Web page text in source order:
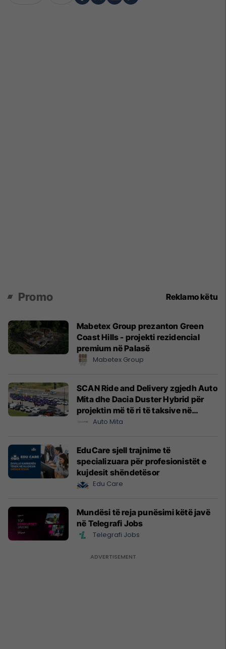
Promo Reklamo këtu
Mabetex Group prezanton Green
Coast Hills - projekti rezidencial
premium në Palasë
Mabetex Group
SCAN Ride and Delivery zgjedh Auto
Mita dhe Dacia Duster Hybrid për
projektin më të ri të taksive në
Prishtinë
Auto Mita
EduCare sjell trajnime të
specializuara për profesionistët e
kujdesit shëndetësor
Edu Care
Mundësi të reja punësimi këtë javë
në Telegrafi Jobs
Telegrafi Jobs